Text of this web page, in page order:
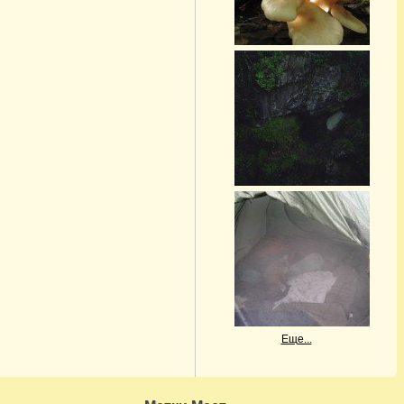
Еще...